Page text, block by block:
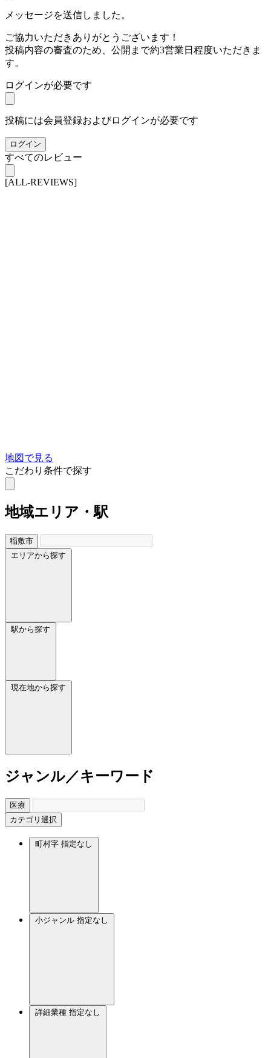
メッセージを送信しました。
ご協力いただきありがとうございます！
投稿内容の審査のため、公開まで約3営業日程度いただきま
す。
ログインが必要です
投稿には会員登録およびログインが必要です
ログイン
すべてのレビュー
[ALL-REVIEWS]
地図で見る
こだわり条件で探す
地域エリア・駅
稲敷市
エリアから探す
駅から探す
現在地から探す
ジャンル／キーワード
医療
カテゴリ選択
町村字 指定なし
小ジャンル 指定なし
詳細業種 指定なし